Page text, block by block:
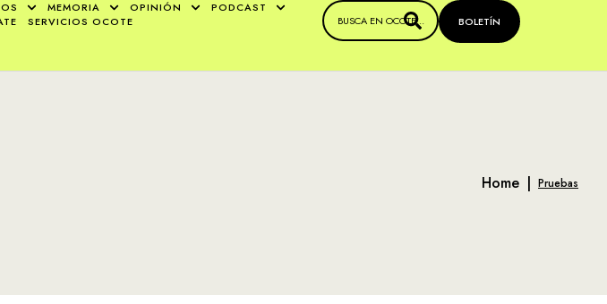
MEMORIA OPINIÓN
PODCAST
SERVICIOS OCOTE BOLETÍN
Home | Pruebas